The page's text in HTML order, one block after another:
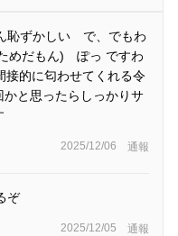
恥ずかしい で、でもわ
めだもん) ぽっ ですわ
接的に匂わせてくれる令
と思ったらしっかりサ
2025/12/06 通報
ぞ
2025/12/05 通報